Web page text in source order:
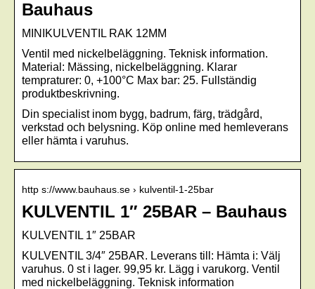
Bauhaus
MINIKULVENTIL RAK 12MM
Ventil med nickelbeläggning. Teknisk information.
Material: Mässing, nickelbeläggning. Klarar
tempraturer: 0, +100°C Max bar: 25. Fullständig
produktbeskrivning.
Din specialist inom bygg, badrum, färg, trädgård,
verkstad och belysning. Köp online med hemleverans
eller hämta i varuhus.
http s://www.bauhaus.se › kulventil-1-25bar
KULVENTIL 1″ 25BAR – Bauhaus
KULVENTIL 1″ 25BAR
KULVENTIL 3/4″ 25BAR. Leverans till: Hämta i: Välj
varuhus. 0 st i lager. 99,95 kr. Lägg i varukorg. Ventil
med nickelbeläggning. Teknisk information